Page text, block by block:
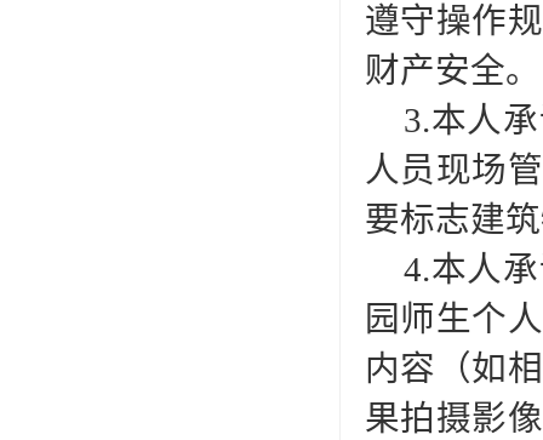
遵守操作
财产安全。
3.本人
人员现场
要标志建
4.本人
园师生个
内容（如
果拍摄影